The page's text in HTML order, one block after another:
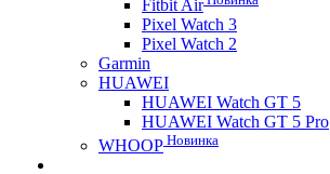
Fitbit Air
Pixel Watch 3
Pixel Watch 2
Garmin
HUAWEI
HUAWEI Watch GT 5
HUAWEI Watch GT 5 Pro
WHOOP Новинка